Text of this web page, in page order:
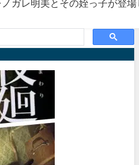
ガレ明美とその姪っ子が登場